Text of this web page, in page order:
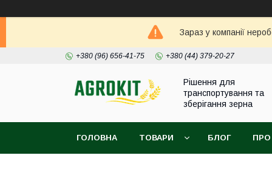
Зараз у компанії
+380 (96) 656-41-75 +380 (44) 379-20-27
Рішення для
транспортування та
зберігання зерна
ГОЛОВНА ТОВАРИ БЛОГ